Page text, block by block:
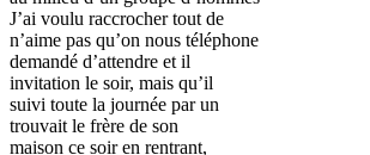
J’ai voulu raccrocher tout de
n’aime pas qu’on nous téléphone
demandé d’attendre et il
invitation le soir, mais qu’il
suivi toute la journée par un
trouvait le frère de son
maison ce soir en rentrant,